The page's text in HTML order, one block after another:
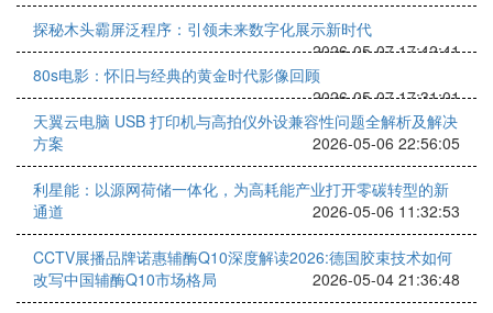
探秘木头霸屏泛程序：引领未来数字化展示新时代
2026-05-07 17:42:41
80s电影：怀旧与经典的黄金时代影像回顾
2026-05-07 17:31:01
天翼云电脑 USB 打印机与高拍仪外设兼容性问题全解析及解决
方案
2026-05-06 22:56:05
利星能：以源网荷储一体化，为高耗能产业打开零碳转型的新
通道
2026-05-06 11:32:53
CCTV展播品牌诺惠辅酶Q10深度解读2026:德国胶束技术如何
改写中国辅酶Q10市场格局
2026-05-04 21:36:48